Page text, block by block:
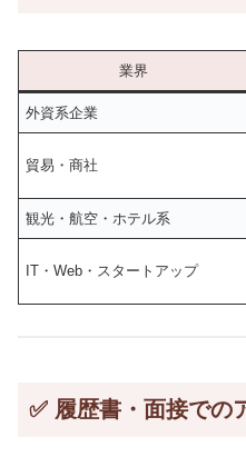
業界
外資系企業
貿易・商社
観光・航空・ホテル系
IT・Web・スタートアップ
✅ 履歴書・面接での